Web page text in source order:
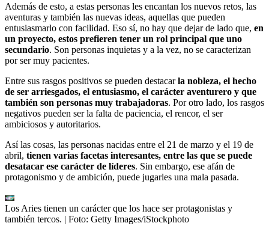
Además de esto, a estas personas les encantan los nuevos retos, las
aventuras y también las nuevas ideas, aquellas que pueden
entusiasmarlo con facilidad. Eso sí, no hay que dejar de lado que, en
un proyecto, estos prefieren tener un rol principal que uno
secundario. Son personas inquietas y a la vez, no se caracterizan
por ser muy pacientes.
Entre sus rasgos positivos se pueden destacarla nobleza, el hecho
de ser arriesgados, el entusiasmo, el carácter aventurero y que
también son personas muy trabajadoras. Por otro lado, los rasgos
negativos pueden ser la falta de paciencia, el rencor, el ser
ambiciosos y autoritarios.
Así las cosas, las personas nacidas entre el 21 de marzo y el 19 de
abril, tienen varias facetas interesantes, entre las que se puede
desatacar ese carácter de líderes. Sin embargo, ese afán de
protagonismo y de ambición, puede jugarles una mala pasada.
Los Aries tienen un carácter que los hace ser protagonistas y
también tercos. | Foto: Getty Images/iStockphoto